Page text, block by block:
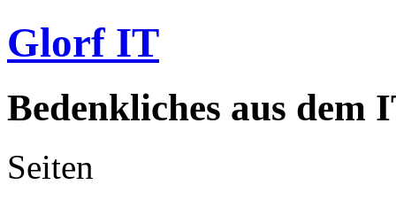
Glorf IT
Bedenkliches aus dem
Seiten